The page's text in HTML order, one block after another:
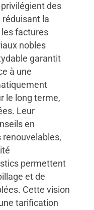
des
la
factures
nobles
garantit
à une
le long terme,
Leur
en
renouvelables,
permettent
et de
Cette vision
tarification